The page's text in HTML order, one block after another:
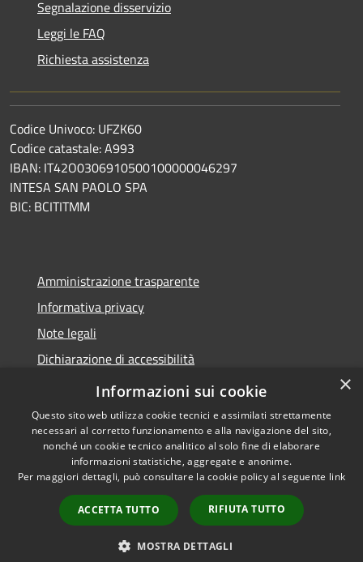
Segnalazione disservizio
Leggi le FAQ
Richiesta assistenza
Codice Univoco: UFZK60
Codice catastale: A993
IBAN: IT42O0306910500100000046297
INTESA SAN PAOLO SPA
BIC: BCITITMM
Amministrazione trasparente
Informativa privacy
Note legali
Dichiarazione di accessibilità
Meccanismo di feedback
Accessibilità
Copyright © 2026 • Comune di
Borghetto d'Arroscia •
Powered byMunicipium
Accesso redazione
×
Informazioni sui cookie
Questo sito web utilizza cookie tecnici e assimilati strettamente
necessari al corretto funzionamento e alla navigazione del sito,
nonché un cookie tecnico analitico al solo fine di elaborare
informazioni statistiche, aggregate e anonime.
Per maggiori dettagli, può consultare la cookie policy al seguente link
ACCETTA TUTTO RIFIUTA TUTTO
MOSTRA DETTAGLI